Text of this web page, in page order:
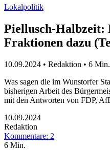
Lokalpolitik
Piellusch-Halbzeit:
Fraktionen dazu
10.09.2024 • Redaktion • 6 Min.
Was sagen die im Wunstorfer
bisherigen Arbeit des
mit den Antworten von FDP,
10.09.2024
Redaktion
Kommentare: 2
6 Min.